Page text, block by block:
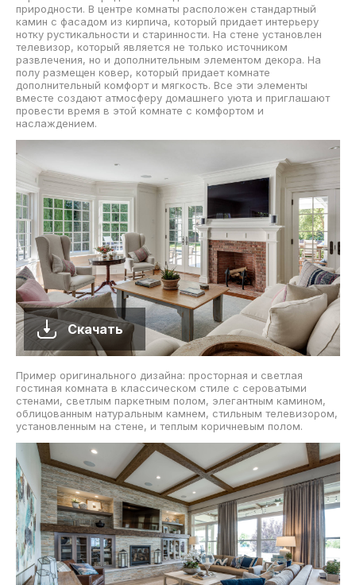
природности. В центре комнаты расположен стандартный
камин с фасадом из кирпича, который придает интерьеру
нотку рустикальности и старинности. На стене установлен
телевизор, который является не только источником
развлечения, но и дополнительным элементом декора. На
полу размещен ковер, который придает комнате
дополнительный комфорт и мягкость. Все эти элементы
вместе создают атмосферу домашнего уюта и приглашают
провести время в этой комнате с комфортом и
наслаждением.
Скачать
Пример оригинального дизайна: просторная и светлая
гостиная комната в классическом стиле с сероватыми
стенами, светлым паркетным полом, элегантным камином,
облицованным натуральным камнем, стильным телевизором,
установленным на стене, и теплым коричневым полом.